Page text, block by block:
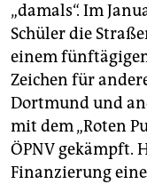
„damals“. Im
Schüler die
einem
Zeichen für
Dortmund und
mit dem „Roten
ÖPNV gekämpft.
Finanzierung